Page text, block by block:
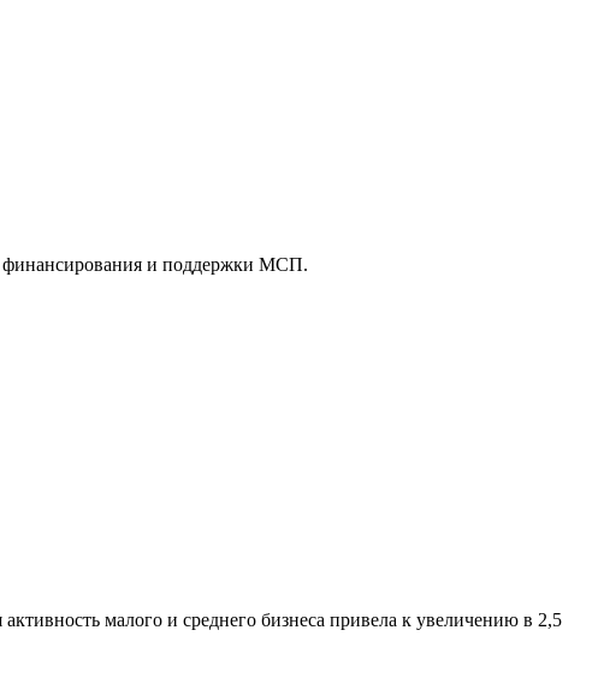
финансирования и поддержки МСП.
малого и среднего бизнеса привела к увеличению в 2,5